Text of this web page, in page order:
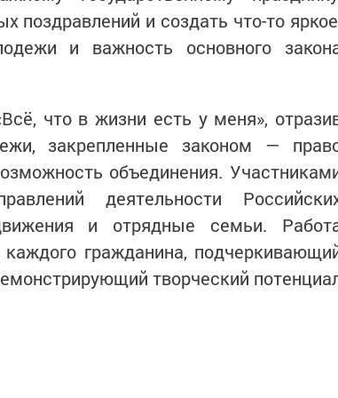
поздравлений и создать что-то
и важность основного
что в жизни есть у меня»,
закрепленные законом —
объединения.
деятельности
и отрядные семьи.
гражданина,
творческий